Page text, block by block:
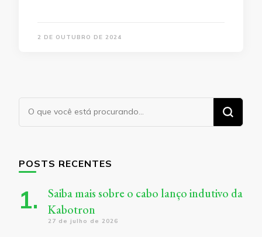
2 DE OUTUBRO DE 2024
Procurando
algo?
POSTS RECENTES
Saiba mais sobre o cabo lanço indutivo da
Kabotron
27 de julho de 2026